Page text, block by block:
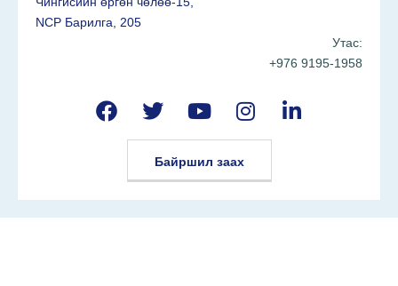
NCP Барилга, 205
Утас:
+976 9195-1958
Байршил заах